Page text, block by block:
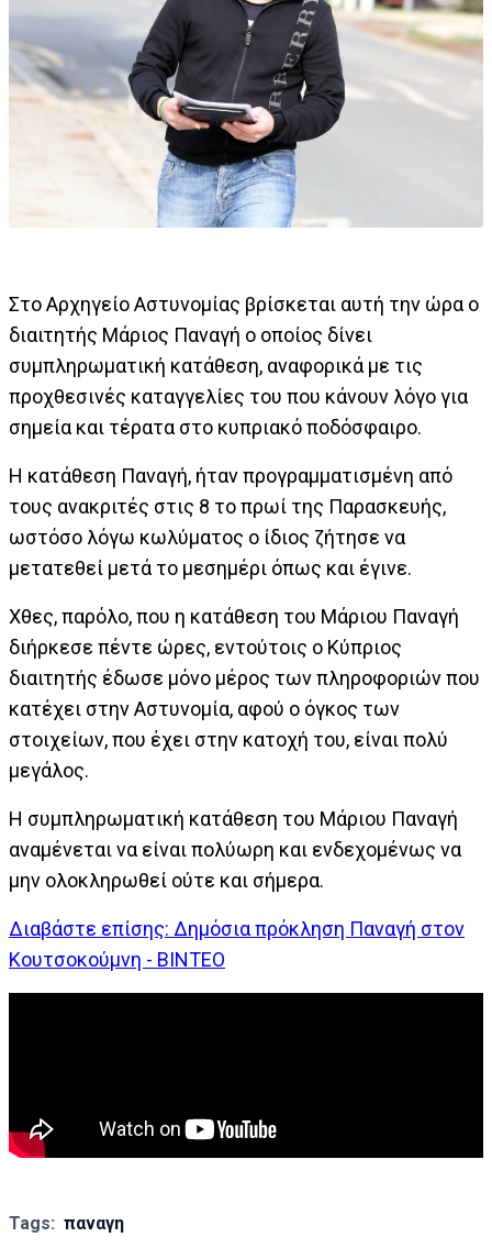
Στο Αρχηγείο Αστυνομίας βρίσκεται αυτή την ώρα ο
διαιτητής Μάριος Παναγή ο οποίος δίνει
συμπληρωματική κατάθεση, αναφορικά με τις
προχθεσινές καταγγελίες του που κάνουν λόγο για
σημεία και τέρατα στο κυπριακό ποδόσφαιρο.
Η κατάθεση Παναγή, ήταν προγραμματισμένη από
τους ανακριτές στις 8 το πρωί της Παρασκευής,
ωστόσο λόγω κωλύματος ο ίδιος ζήτησε να
μετατεθεί μετά το μεσημέρι όπως και έγινε.
Χθες, παρόλο, που η κατάθεση του Μάριου Παναγή
διήρκεσε πέντε ώρες, εντούτοις ο Κύπριος
διαιτητής έδωσε μόνο μέρος των πληροφοριών που
κατέχει στην Αστυνομία, αφού ο όγκος των
στοιχείων, που έχει στην κατοχή του, είναι πολύ
μεγάλος.
Η συμπληρωματική κατάθεση του Μάριου Παναγή
αναμένεται να είναι πολύωρη και ενδεχομένως να
μην ολοκληρωθεί ούτε και σήμερα.
Διαβάστε επίσης: Δημόσια πρόκληση Παναγή στον
Κουτσοκούμνη - ΒΙΝΤΕΟ
Tags: παναγη